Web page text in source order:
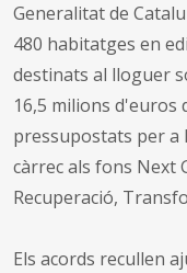
Generalitat de
480 habitatges en
destinats al lloguer
16,5 milions d'euros
pressupostats per a
càrrec als fons Next
Recuperació,
Els acords recullen